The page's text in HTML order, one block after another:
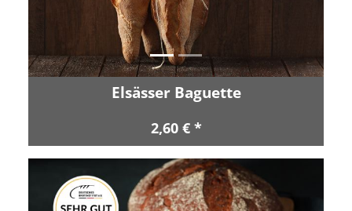
Elsässer Baguette
2,60 € *